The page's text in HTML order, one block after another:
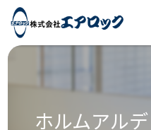
ホルムアル